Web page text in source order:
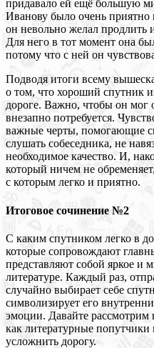
придавало ей ещё большую
Иванову было очень приятно
он невольно желал
Для него в тот момент она
потому что с ней он
Подводя итоги всему
о том, что хороший спутник
дороге. Важно, чтобы он мог
внезапно потребуется.
важные черты, помогающие
слушать собеседника, не
необходимое качество. И,
который ничем не
с которым легко и приятно.
Итоговое сочинение №2
С каким спутником легко в
которые сопровождают
представляют собой яркое и
литературе. Каждый раз,
случайно выбирает себе
символизирует его
эмоции. Давайте рассмотрим
как литературные попутчики
усложнить дорогу.